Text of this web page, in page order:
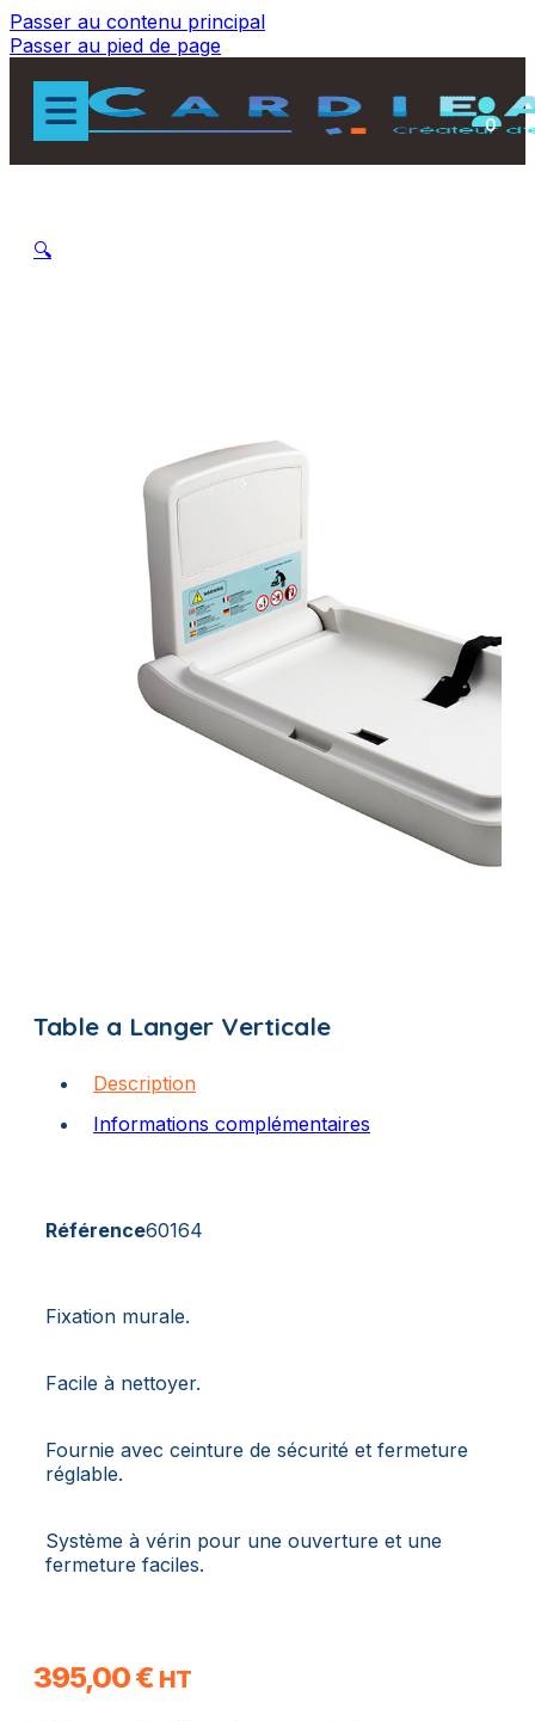
Passer au contenu principal
Passer au pied de page
0
🔍
Table a Langer Verticale
Description
Informations complémentaires
Référence60164
Fixation murale.
Facile à nettoyer.
Fournie avec ceinture de sécurité et fermeture
réglable.
Système à vérin pour une ouverture et une
fermeture faciles.
395,00€ HT